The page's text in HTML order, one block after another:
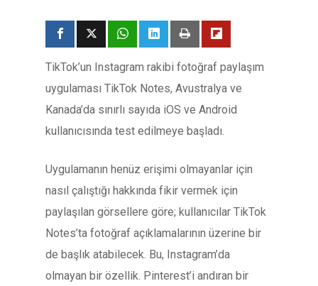
TikTok’un Instagram rakibi fotoğraf paylaşım
uygulaması TikTok Notes, Avustralya ve
Kanada’da sınırlı sayıda iOS ve Android
kullanıcısında test edilmeye başladı.
Uygulamanın henüz erişimi olmayanlar için
nasıl çalıştığı hakkında fikir vermek için
paylaşılan görsellere göre; kullanıcılar TikTok
Notes’ta fotoğraf açıklamalarının üzerine bir
de başlık atabilecek. Bu, Instagram’da
olmayan bir özellik. Pinterest’i andıran bir